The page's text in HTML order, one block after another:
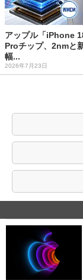
アップル「iPhone
Proチップ、2nmと
幅...
2026年7月23日